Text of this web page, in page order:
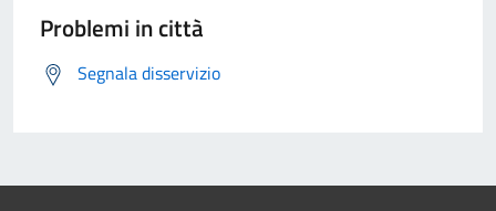
Problemi in città
Segnala disservizio